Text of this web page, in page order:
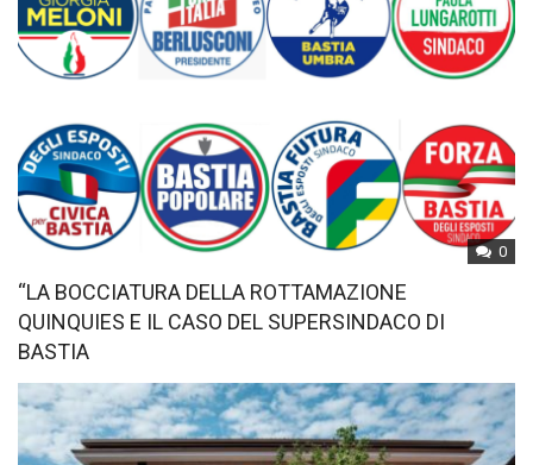
0
“LA BOCCIATURA DELLA ROTTAMAZIONE
QUINQUIES E IL CASO DEL SUPERSINDACO DI
BASTIA